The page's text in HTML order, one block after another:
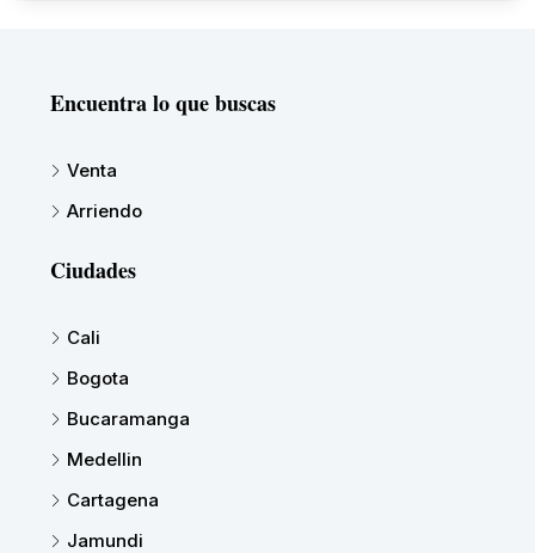
Encuentra lo que buscas
Venta
Arriendo
Ciudades
Cali
Bogota
Bucaramanga
Medellin
Cartagena
Jamundi